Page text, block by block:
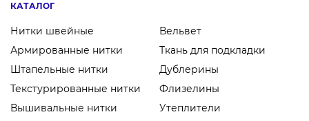
КАТАЛОГ
Нитки швейные
Армированные нитки
Штапельные нитки
Текстурированные нитки
Вышивальные нитки
Вельвет
Ткань для подкладки
Дублерины
Флизелины
Утеплители